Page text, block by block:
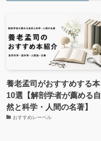
養老孟司がおすすめする本
10選【解剖学者が薦める自
然と科学・人間の名著】
おすすめレーベル